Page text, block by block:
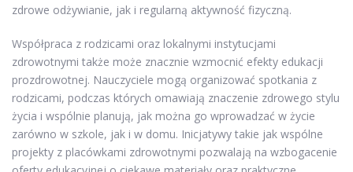
zdrowe odżywianie, jak i regularną aktywność fizyczną.
Współpraca z rodzicami oraz lokalnymi instytucjami
zdrowotnymi także może znacznie wzmocnić efekty edukacji
prozdrowotnej. Nauczyciele mogą organizować spotkania z
rodzicami, podczas których omawiają znaczenie zdrowego stylu
życia i wspólnie planują, jak można go wprowadzać w życie
zarówno w szkole, jak i w domu. Inicjatywy takie jak wspólne
projekty z placówkami zdrowotnymi pozwalają na wzbogacenie